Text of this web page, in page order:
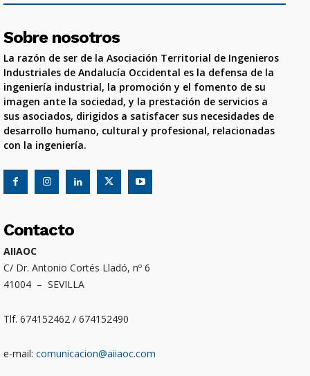
Sobre nosotros
La razón de ser de la Asociación Territorial de Ingenieros
Industriales de Andalucía Occidental es la defensa de la
ingeniería industrial, la promoción y el fomento de su
imagen ante la sociedad, y la prestación de servicios a
sus asociados, dirigidos a satisfacer sus necesidades de
desarrollo humano, cultural y profesional, relacionadas
con la ingeniería.
Contacto
AIIAOC
C/ Dr. Antonio Cortés Lladó, nº 6
41004 – SEVILLA
Tlf. 674152462 / 674152490
e-mail: comunicacion@aiiaoc.com